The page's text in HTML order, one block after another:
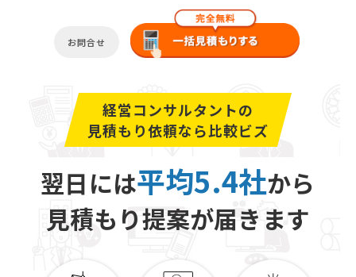
お問合せ
経営コンサルタントの
見積もり依頼なら比較ビズ
翌日には平均5.4社から
見積もり提案が届きます